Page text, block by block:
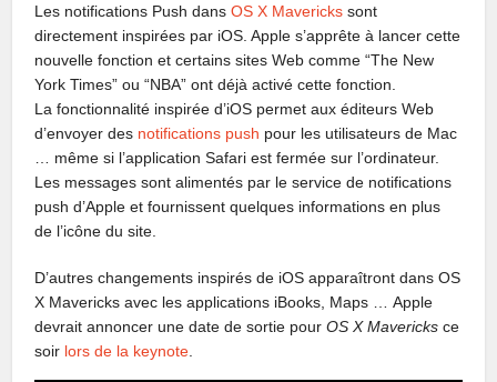
Les notifications Push dansOS X Mavericks sont
directement inspirées par iOS. Apple s’apprête à lancer cette
nouvelle fonction et certains sites Web comme “The New
York Times” ou “NBA” ont déjà activé cette fonction.
La fonctionnalité inspirée d’iOS permet aux éditeurs Web
d’envoyer des notifications push pour les utilisateurs de Mac
… même si l’application Safari est fermée sur l’ordinateur.
Les messages sont alimentés par le service de notifications
push d’Apple et fournissent quelques informations en plus
de l’icône du site.
D’autres changements inspirés de iOS apparaîtront dans OS
X Mavericks avec les applications iBooks, Maps … Apple
devrait annoncer une date de sortie pourOS X Mavericks ce
soir lors de la keynote.